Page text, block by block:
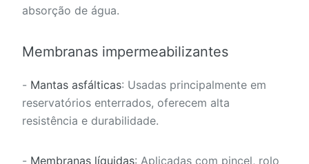
absorção de água.
Membranas impermeabilizantes
- Mantas asfálticas: Usadas principalmente em
reservatórios enterrados, oferecem alta
resistência e durabilidade.
- Membranas líquidas: Aplicadas com pincel, rolo